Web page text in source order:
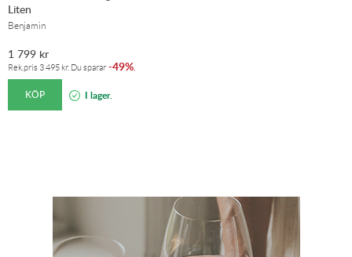
Liten
Benjamin
1 799 kr
Rek.pris 3 495 kr. Du sparar -49%
KÖP I lager.